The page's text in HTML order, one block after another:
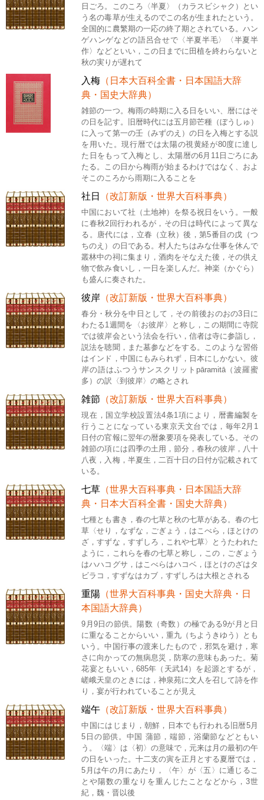
日ごろ。このころ〈半夏〉（カラスビシャク）とい
う名の毒草が生えるのでこの名が生まれたという。
全国的に農繁期の一応の終了期とされている。ハン
ゲハンゲなどの語呂合せで〈半夏半毛〉〈半夏半
作〉などといい，この日までに田植を終わらないと
秋の実りが遅れて
入梅 （日本大百科全書・日本国語大辞
典・国史大辞典）
雑節の一つ。梅雨の時期に入る日をいい、暦にはそ
の日を記す。旧暦時代には五月節芒種（ぼうしゅ）
に入って第一の壬（みずのえ）の日を入梅とする説
を用いた。現行暦では太陽の視黄経が80度に達し
た日をもって入梅とし、太陽暦の6月11日ごろにあ
たる。この日から梅雨が始まるわけではなく、およ
そこのころから雨期に入ることを
社日 （改訂新版・世界大百科事典）
中国において社（土地神）を祭る祝日をいう。一般
に春秋2回行われるが，その日は時代によって異な
る。唐代には，立春（立秋）後，第5番目の戊（つ
ちのえ）の日である。村人たちはみな仕事を休んで
叢林中の祠に集まり，酒肉をそなえた後，その供え
物で飲み食いし，一日を楽しんだ。神楽（かぐら）
も盛んに奏された。
彼岸 （改訂新版・世界大百科事典）
春分・秋分を中日として，その前後おのおの3日に
わたる1週間を〈お彼岸〉と称し，この期間に寺院
では彼岸会という法会を行い，信者は寺に参詣し，
説法を聴聞，また墓参などをする。このような習俗
はインド，中国にもみられず，日本にしかない。彼
岸の語はふつうサンスクリットpāramitā（波羅蜜
多）の訳〈到彼岸〉の略とされ
雑節 （改訂新版・世界大百科事典）
現在，国立学校設置法4条1項により，暦書編製を
行うことになっている東京天文台では，毎年2月1
日付の官報に翌年の暦象要項を発表している。その
雑節の項には四季の土用，節分，春秋の彼岸，八十
八夜，入梅，半夏生，二百十日の日付が記載されて
いる。
七草 （世界大百科事典・日本国語大辞
典・日本大百科全書・国史大辞典）
七種とも書き，春の七草と秋の七草がある。春の七
草〈せり，なずな，ごぎょう，はこべら，ほとけの
ざ，すずな，すずしろ，これや七草〉とうたわれた
ように，これらを春の七草と称し，この，ごぎょう
はハハコグサ，はこべらはハコベ，ほとけのざはタ
ビラコ，すずなはカブ，すずしろは大根とされる
重陽 （世界大百科事典・国史大辞典・日
本国語大辞典）
9月9日の節供。陽数（奇数）の極である9が月と日
に重なることからいい，重九（ちようきゆう）とも
いう。中国行事の渡来したもので，邪気を避け，寒
さに向かっての無病息災，防寒の意味もあった。菊
花宴ともいい，685年（天武14）を起源とするが，
嵯峨天皇のときには，神泉苑に文人を召して詩を作
り，宴が行われていることが見え
端午 （改訂新版・世界大百科事典）
中国にはじまり，朝鮮，日本でも行われる旧暦5月
5日の節供。中国 蒲節，端節，浴蘭節などともい
う。〈端〉は〈初〉の意味で，元来は月の最初の午
の日をいった。十二支の寅を正月とする夏暦では，
5月は午の月にあたり，〈午〉が〈五〉に通じるこ
とや陽数の重なりを重んじたことなどから，3世
紀，魏・晋以後